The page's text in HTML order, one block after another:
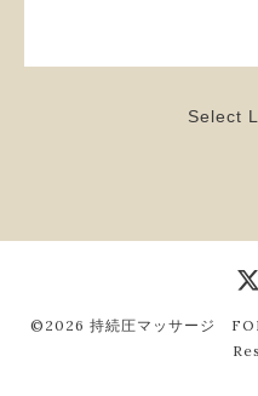
Select
©2026 持続圧マッサージ